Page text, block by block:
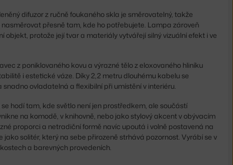
difuzor z ručně foukaného skla je směrovatelný, takže
přesně tam, kde ho potřebujete. Lampa zároveň
objekt, protože její tvar a materiály vytvářejí silný vizuální efekt i ve
z poniklovaného kovu a výrazné tělo z eloxovaného hliníku
i estetické váze. Díky 2,2 metru dlouhému kabelu se
ovladatelná a flexibilní při umístění v interiéru.
hodí tam, kde světlo není jen prostředkem, ale součástí
na komodě, v knihovně, nebo jako stylový akcent v obývacím
proporci a netradiční formě navíc upoutá i volně postavená na
jako solitér, který na sebe přirozeně strhává pozornost. Vyrábí se v
a barevných provedeních.